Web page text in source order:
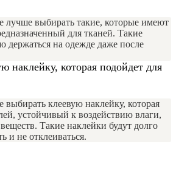
лучше выбирать такие, которые имеют
для тканей. Такие
держаться на одежде даже после
наклейку, которая подойдет для
клеевую наклейку, которая
устойчивый к воздействию влаги,
Такие наклейки будут долго
и не отклеиваться.